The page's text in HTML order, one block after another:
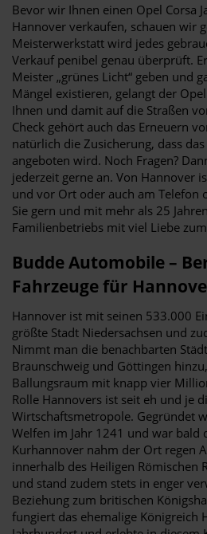
Bevor wir Ihnen einen Opel Corsa
Hannover verkaufen, schauen wir
Meisterwerkstatt wird jedes
Verkauf penibel genau überprüft.
Meister „grünes Licht“ geben und
Mängel existieren, gelangt der
Ihnen und damit auf die Straßen
Check gehört auch das Erneuern
natürlich die Zusicherung, dass
angeboten wird. Noch Fragen?
jederzeit gerne an. Von Hannover
und vor Ort oder auch am Telefon
Sie gern und mit mehr als 25
Familienbetriebs mit viel Liebe
Budde Automobile –
Fahrzeuge für
Hannover ist mit seinen 533.000
größte Stadt Niedersachsen und
Nimmt man die benachbarten
Braunschweig und Göttingen
Ballungsraum mit knapp vier
Rolle Hannovers ist seit eh und je
Wirtschaftsmetropole. Gegründet
Welfen im Jahr 1241 und war bald
Kurhannover nahm der Ort regen
innerhalb des Heiligen Römischen
und stand zudem stets in enger
Beziehung zum britischen
fungiert das ehemalige Königreich